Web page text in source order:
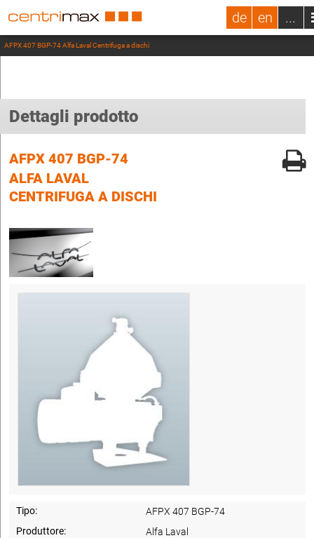
de en ...
AFPX 407 BGP-74 Alfa Laval Centrifuga a dischi
Dettagli prodotto
AFPX 407 BGP-74
ALFA LAVAL
CENTRIFUGA A DISCHI
Tipo:
AFPX 407 BGP-74
Produttore:
Alfa Laval